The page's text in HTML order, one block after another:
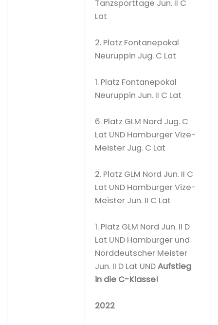
Tanzsporttage Jun. II C
Lat
2. Platz Fontanepokal
Neuruppin Jug. C Lat
1. Platz Fontanepokal
Neuruppin Jun. II C Lat
6. Platz GLM Nord Jug. C
Lat UND Hamburger Vize-
Meister Jug. C Lat
2. Platz GLM Nord Jun. II C
Lat UND Hamburger Vize-
Meister Jun. II C Lat
1. Platz GLM Nord Jun. II D
Lat UND Hamburger und
Norddeutscher Meister
Jun. II D Lat UNDAufstieg
in die C-Klasse!
2022